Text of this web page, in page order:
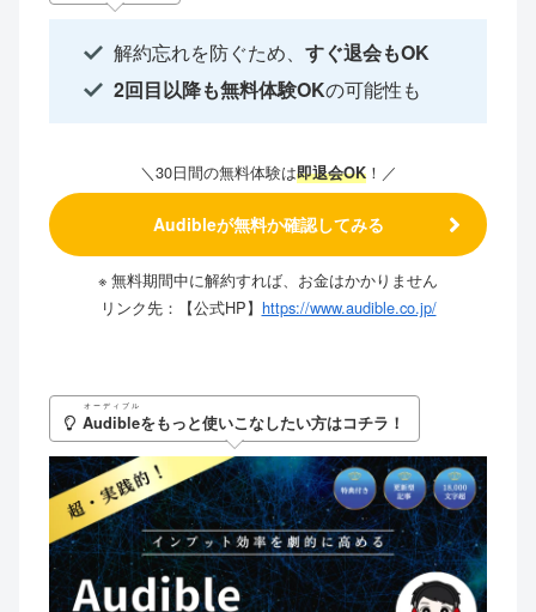
解約忘れを防ぐため、すぐ退会もOK
2回目以降も無料体験OKの可能性も
＼30日間の無料体験は即退会OK！／
Audibleが無料か確認してみる
※ 無料期間中に解約すれば、お金はかかりません
リンク先：【公式HP】 https://www.audible.co.jp/
Audible
オーディブル
をもっと使いこなしたい方はコチラ！